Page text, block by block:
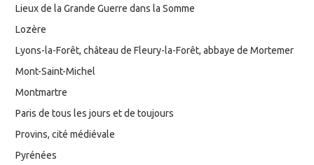
Lieux de la Grande Guerre dans la Somme
Lozère
Lyons-la-Forêt, château de Fleury-la-Forêt, abbaye de Mortemer
Mont-Saint-Michel
Montmartre
Paris de tous les jours et de toujours
Provins, cité médiévale
Pyrénées